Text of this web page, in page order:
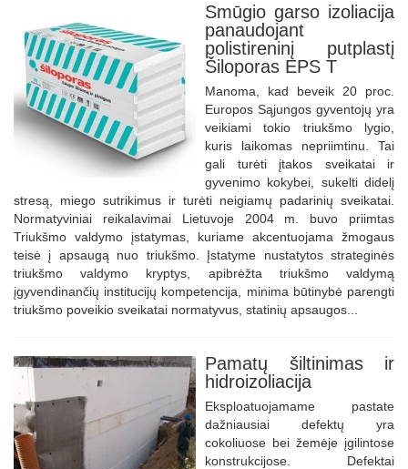
Smūgio garso izoliacija
panaudojant
polistireninį putplastį
Šiloporas EPS T
Manoma, kad beveik 20 proc.
Europos Sąjungos gyventojų yra
veikiami tokio triukšmo lygio,
kuris laikomas nepriimtinu. Tai
gali turėti įtakos sveikatai ir
gyvenimo kokybei, sukelti didelį
stresą, miego sutrikimus ir turėti neigiamų padarinių sveikatai.
Normatyviniai reikalavimai Lietuvoje 2004 m. buvo priimtas
Triukšmo valdymo įstatymas, kuriame akcentuojama žmogaus
teisė į apsaugą nuo triukšmo. Įstatyme nustatytos strateginės
triukšmo valdymo kryptys, apibrėžta triukšmo valdymą
įgyvendinančių institucijų kompetencija, minima būtinybė parengti
triukšmo poveikio sveikatai normatyvus, statinių apsaugos...
Pamatų šiltinimas ir
hidroizoliacija
Eksploatuojamame pastate
dažniausiai defektų yra
cokoliuose bei žemėje įgilintose
konstrukcijose. Defektai